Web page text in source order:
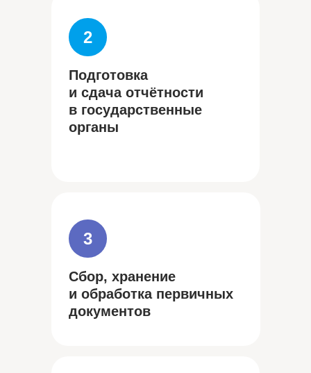
Подготовка
и сдача отчётности
в государственные
органы
2
Сбор, хранение
и обработка первичных
документов
3